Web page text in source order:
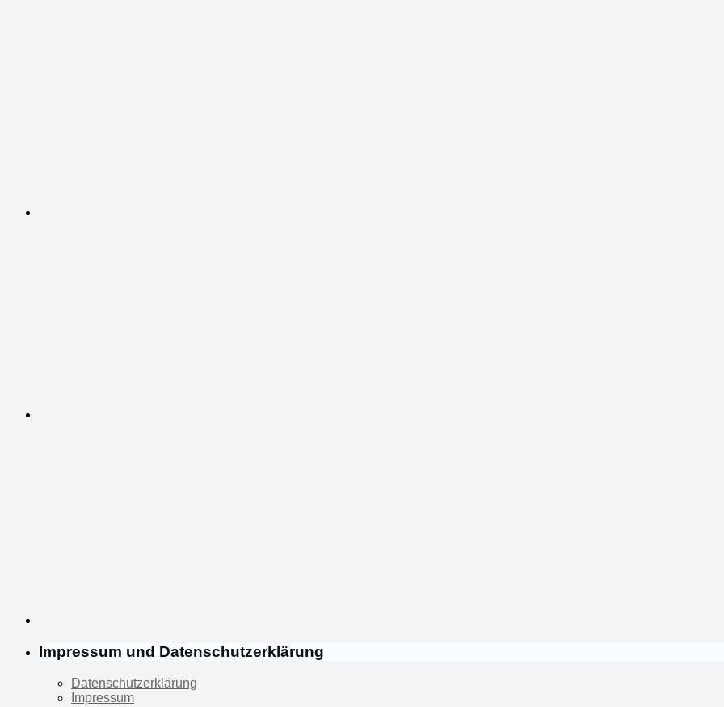
Impressum und Datenschutzerklärung
Datenschutzerklärung
Impressum